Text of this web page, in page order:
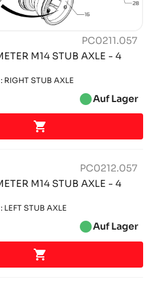
PC0211.057
M14 STUB AXLE - 4
STUB AXLE
brightness_1Auf Lager

PC0212.057
M14 STUB AXLE - 4
STUB AXLE
brightness_1Auf Lager
